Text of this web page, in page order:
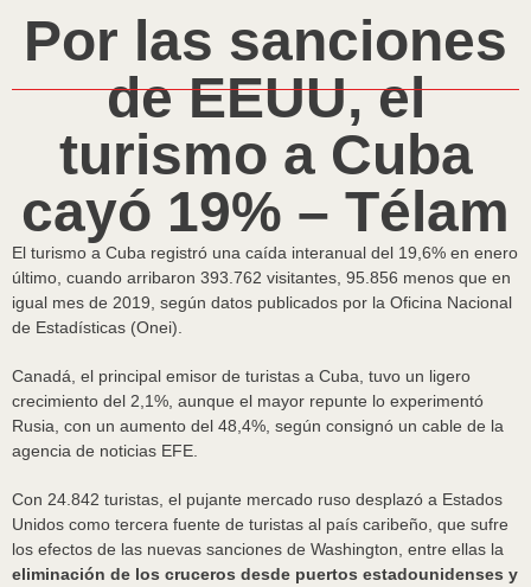
Por las sanciones
de EEUU, el
turismo a Cuba
cayó 19% – Télam
El turismo a Cuba registró una caída interanual del 19,6% en enero
último, cuando arribaron 393.762 visitantes, 95.856 menos que en
igual mes de 2019, según datos publicados por la Oficina Nacional
de Estadísticas (Onei).
Canadá, el principal emisor de turistas a Cuba, tuvo un ligero
crecimiento del 2,1%, aunque el mayor repunte lo experimentó
Rusia, con un aumento del 48,4%, según consignó un cable de la
agencia de noticias EFE.
Con 24.842 turistas, el pujante mercado ruso desplazó a Estados
Unidos como tercera fuente de turistas al país caribeño, que sufre
los efectos de las nuevas sanciones de Washington, entre ellas la
eliminación de los cruceros desde puertos estadounidenses y